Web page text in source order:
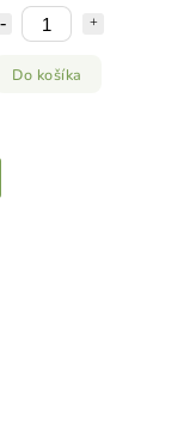
Do košíka